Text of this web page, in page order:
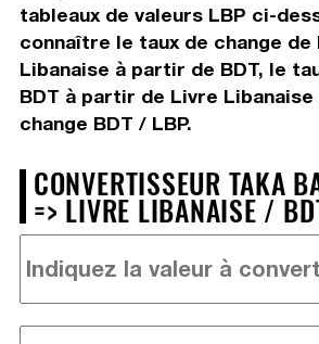
tableaux de valeurs LBP ci-
connaître le taux de change de
Libanaise à partir de BDT, le
BDT à partir de Livre
change BDT / LBP.
CONVERTISSEUR TAKA
=> LIVRE LIBANAISE /